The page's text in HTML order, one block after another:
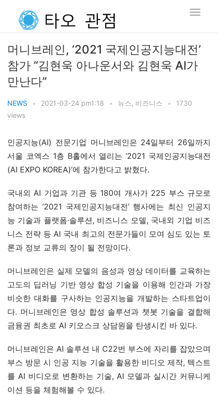
머니브레인, ‘2021 국제인공지능대전’
참가 “김현욱 아나운서와 김현욱 Al가
만난다”
NEWS • 2021-03-24 pm1:18 • 뉴스, 비즈니스 •
1730
views
인공지능(AI) 전문기업 머니브레인은 24일부터 26일까지
서울 코엑스 1층 B홀에서 열리는 ‘2021 국제인공지능대전
(AI EXPO KOREA)’에 참가한다고 밝혔다.
국내외 AI 기업과 기관 등 180여 개사가 225 부스 규모로
참여하는 ‘2021 국제인공지능대전’ 행사에는 최신 인공지
능 기술과 플랫폼·솔루션, 비즈니스 모델, 국내외 기업 비즈
니스 전략 등 AI 국내 최고의 전문가들이 모여 심도 있는 토
론과 정보 교류의 장이 될 전망이다.
머니브레인은 실제 모델의 음성과 영상 데이터를 교육하는
고도의 딥러닝 기반 영상 합성 기술을 이용해 인간과 가장
비슷한 대화를 구사하는 인공지능을 개발하는 스타트업이
다. 머니브레인은 영상 합성 솔루션과 챗봇 기술을 결합해
금융권 최초로 AI 키오스크 상담원을 탄생시킨 바 있다.
머니브레인은 AI 솔루션 내 C22번 부스에 자리를 잡았으며
부스 방문 시 인공 지능 기술을 활용한 비디오 제작, 텍스트
를 AI 비디오로 변환하는 기술, AI 모델과 실시간 커뮤니케
이션 등을 체험해볼 수 있다.